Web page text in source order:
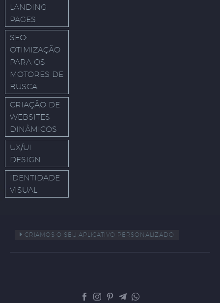
LANDING
PAGES
SEO:
OTIMIZAÇÃO
PARA OS
MOTORES DE
BUSCA
CRIAÇÃO DE
WEBSITES
DINÂMICOS
UX/UI
DESIGN
IDENTIDADE
VISUAL
CRIAMOS O SEU APLICATIVO PERSONALIZADO